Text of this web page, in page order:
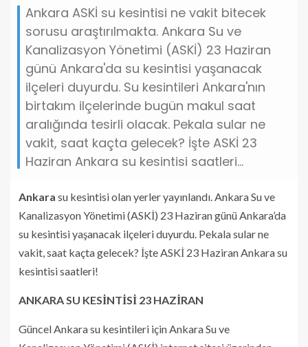
Ankara ASKİ su kesintisi ne vakit bitecek
sorusu araştırılmakta. Ankara Su ve
Kanalizasyon Yönetimi (ASKİ) 23 Haziran
günü Ankara'da su kesintisi yaşanacak
ilçeleri duyurdu. Su kesintileri Ankara'nın
birtakım ilçelerinde bugün makul saat
aralığında tesirli olacak. Pekala sular ne
vakit, saat kaçta gelecek? İşte ASKİ 23
Haziran Ankara su kesintisi saatleri...
Ankara su kesintisi olan yerler yayınlandı. Ankara Su ve
Kanalizasyon Yönetimi (ASKİ) 23 Haziran günü Ankara’da
su kesintisi yaşanacak ilçeleri duyurdu. Pekala sular ne
vakit, saat kaçta gelecek? İşte ASKİ 23 Haziran Ankara su
kesintisi saatleri!
ANKARA SU KESİNTİSİ 23 HAZİRAN
Güncel Ankara su kesintileri için Ankara Su ve